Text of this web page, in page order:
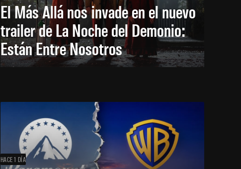
El Más Allá nos invade en el nuevo
trailer de La Noche del Demonio:
Están Entre Nosotros
HACE 1 DÍA